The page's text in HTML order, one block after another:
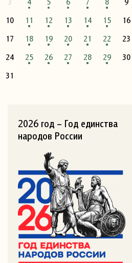
10
11 12 13 14 15
16
17
18 19 20 21 22
23
24
25 26 27 28 29
30
31
2026 год – Год единства
народов России